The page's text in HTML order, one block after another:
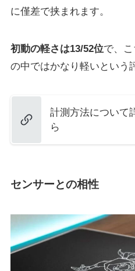
に僅差で挟まれます。
初動の軽さは13/52位で、
の中ではかなり軽いという
計測方法について
ら
センサーとの相性